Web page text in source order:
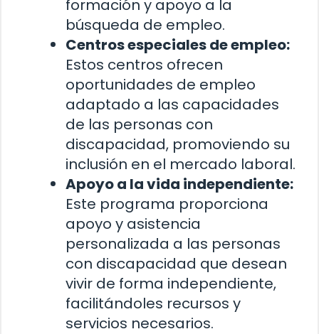
formación y apoyo a la
búsqueda de empleo.
Centros especiales de empleo:
Estos centros ofrecen
oportunidades de empleo
adaptado a las capacidades
de las personas con
discapacidad, promoviendo su
inclusión en el mercado laboral.
Apoyo a la vida independiente:
Este programa proporciona
apoyo y asistencia
personalizada a las personas
con discapacidad que desean
vivir de forma independiente,
facilitándoles recursos y
servicios necesarios.